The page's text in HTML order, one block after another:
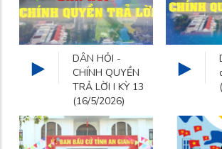
DÂN HỎI -
CHÍNH QUYỀN
TRẢ LỜI I KỲ 13
(16/5/2026)